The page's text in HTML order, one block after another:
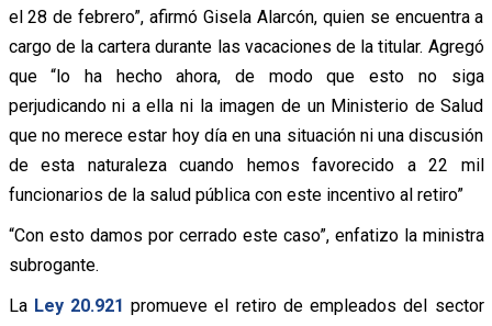
el 28 de febrero”, afirmó Gisela Alarcón, quien se encuentra a
cargo de la cartera durante las vacaciones de la titular. Agregó
que “lo ha hecho ahora, de modo que esto no siga
perjudicando ni a ella ni la imagen de un Ministerio de Salud
que no merece estar hoy día en una situación ni una discusión
de esta naturaleza cuando hemos favorecido a 22 mil
funcionarios de la salud pública con este incentivo al retiro”
“Con esto damos por cerrado este caso”, enfatizo la ministra
subrogante.
La Ley 20.921 promueve el retiro de empleados del sector